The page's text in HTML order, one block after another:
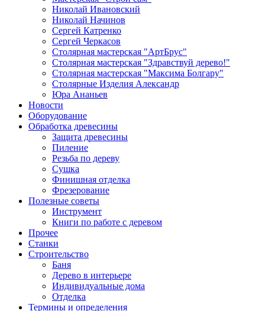
Николай Ивановский
Николай Начинов
Сергей Катренко
Сергей Черкасов
Столярная мастерская "АртБрус"
Столярная мастерская "Здравствуй дерево!"
Столярная мастерская "Максима Болгару"
Столярные Изделия Александр
Юра Ананьев
Новости
Оборудование
Обработка древесины
Защита древесины
Пиление
Резьба по дереву
Сушка
Финишная отделка
Фрезерование
Полезные советы
Инструмент
Книги по работе с деревом
Прочее
Станки
Строительство
Баня
Дерево в интерьере
Индивидуальные дома
Отделка
Термины и определения